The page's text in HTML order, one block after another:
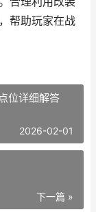
帮助玩家在战
位详细解答
2026-02-01
下一篇 »